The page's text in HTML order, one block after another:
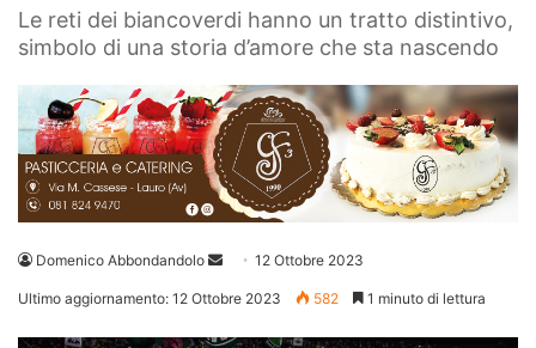
Le reti dei biancoverdi hanno un tratto distintivo,
simbolo di una storia d’amore che sta nascendo
Domenico Abbondandolo
Invia 12 Ottobre 2023
Ultimo aggiornamento: 12 Ottobre 2023 582 1 minuto di lettura